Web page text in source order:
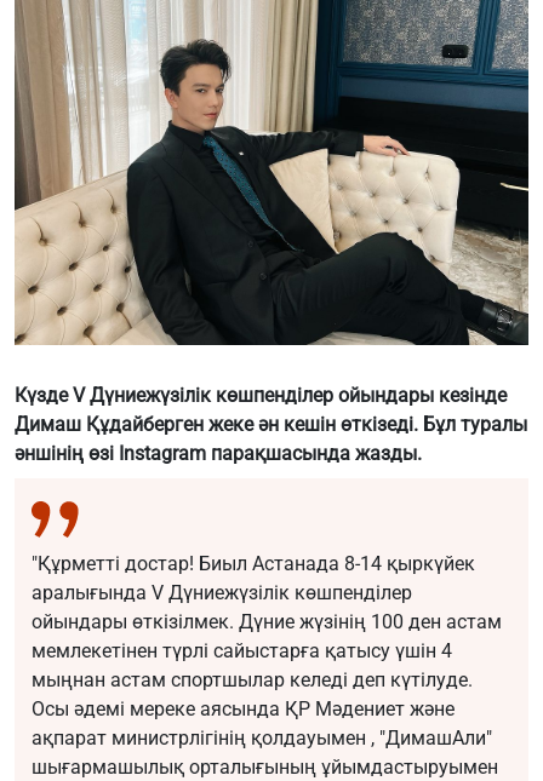
Күзде V Дүниежүзілік көшпенділер ойындары кезінде
Димаш Құдайберген жеке ән кешін өткізеді. Бұл туралы
әншінің өзі Instagram парақшасында жазды.
"Құрметті достар! Биыл Астанада 8-14 қыркүйек
аралығында V Дүниежүзілік көшпенділер
ойындары өткізілмек. Дүние жүзінің 100 ден астам
мемлекетінен түрлі сайыстарға қатысу үшін 4
мыңнан астам спортшылар келеді деп күтілуде.
Осы әдемі мереке аясында ҚР Мәдениет және
ақпарат министрлігінің қолдауымен , "ДимашАли"
шығармашылық орталығының ұйымдастыруымен